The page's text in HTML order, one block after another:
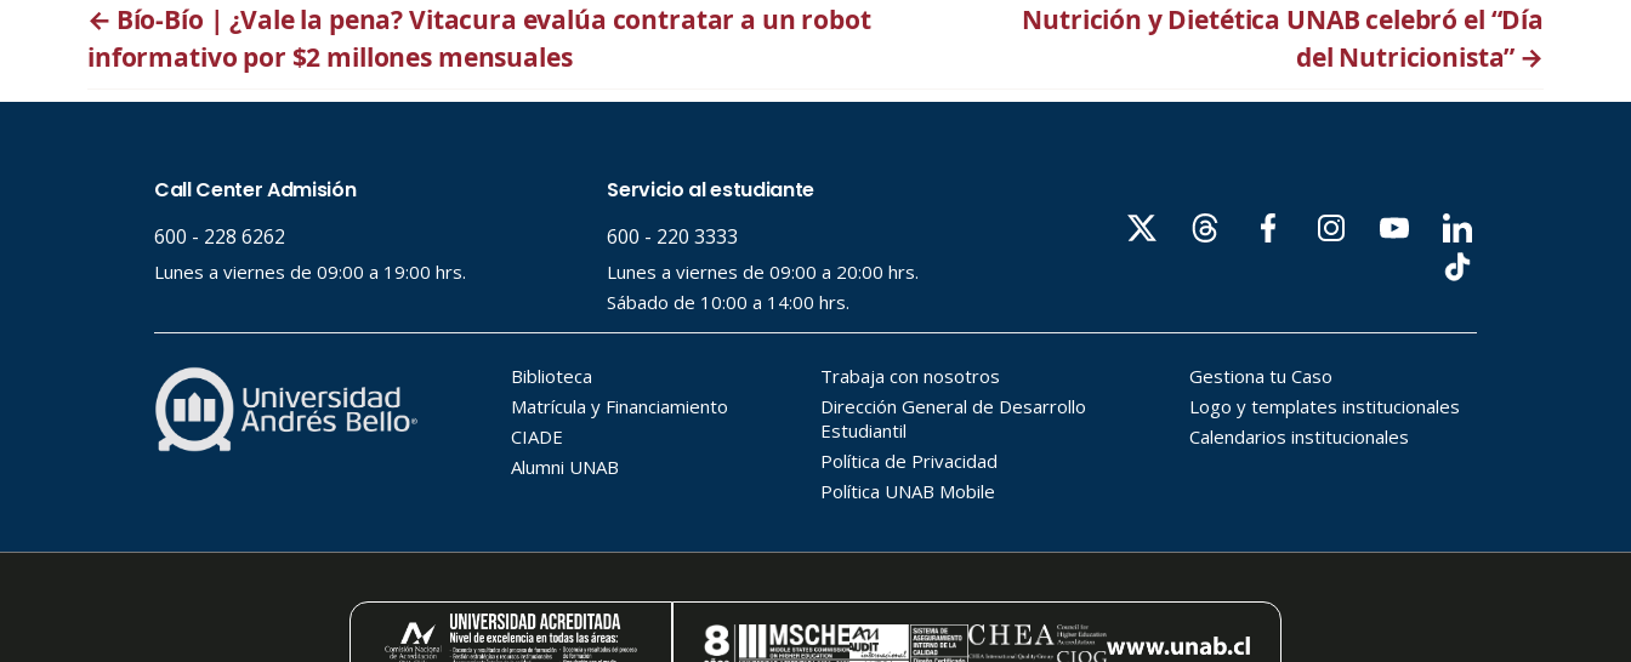
← Bío-Bío | ¿Vale la pena? Vitacura evalúa contratar a un robot
informativo por $2 millones mensuales
Nutrición y Dietética UNAB celebró el “Día
del Nutricionista” →